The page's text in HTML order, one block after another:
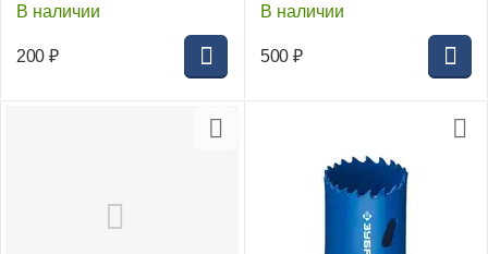
В наличии
200 ₽
В наличии
500 ₽